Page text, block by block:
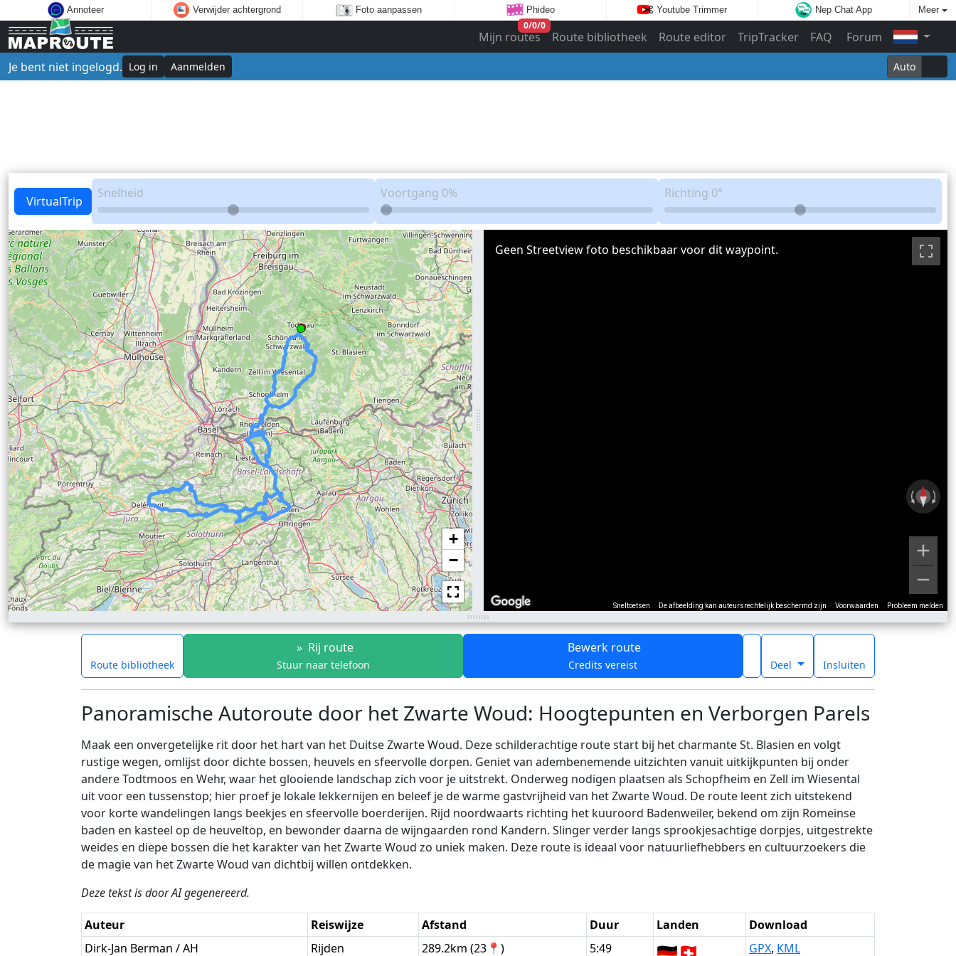
Annoteer Verwijder achtergrond Foto aanpassen Phideo Youtube Trimmer Nep Chat App Meer
Mijn routes
0/0/0
Route bibliotheek Route editor TripTracker FAQ
Forum
Je bent niet ingelogd. Log in Aanmelden Auto
VirtualTrip
Snelheid Voortgang 0% Richting 0°
+
−
Sneltoetsen De afbeelding kan auteursrechtelijk beschermd zijn Voorwaarden Probleem melden
Geen Streetview foto beschikbaar voor dit waypoint.
Route bibliotheek
» Rij route
Stuur naar telefoon
Bewerk route
Credits vereist Deel Insluiten
Panoramische Autoroute door het Zwarte Woud: Hoogtepunten en Verborgen Parels
Maak een onvergetelijke rit door het hart van het Duitse Zwarte Woud. Deze schilderachtige route start bij het charmante St. Blasien en volgt
rustige wegen, omlijst door dichte bossen, heuvels en sfeervolle dorpen. Geniet van adembenemende uitzichten vanuit uitkijkpunten bij onder
andere Todtmoos en Wehr, waar het glooiende landschap zich voor je uitstrekt. Onderweg nodigen plaatsen als Schopfheim en Zell im Wiesental
uit voor een tussenstop; hier proef je lokale lekkernijen en beleef je de warme gastvrijheid van het Zwarte Woud. De route leent zich uitstekend
voor korte wandelingen langs beekjes en sfeervolle boerderijen. Rijd noordwaarts richting het kuuroord Badenweiler, bekend om zijn Romeinse
baden en kasteel op de heuveltop, en bewonder daarna de wijngaarden rond Kandern. Slinger verder langs sprookjesachtige dorpjes, uitgestrekte
weides en diepe bossen die het karakter van het Zwarte Woud zo uniek maken. Deze route is ideaal voor natuurliefhebbers en cultuurzoekers die
de magie van het Zwarte Woud van dichtbij willen ontdekken.
Deze tekst is door AI gegenereerd.
Auteur Reiswijze Afstand Duur Landen
Download
Dirk-Jan Berman / AH
Rijden 289.2km (23📍) 5:49 GPX, KML